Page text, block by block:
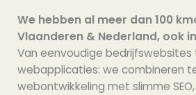
We hebben al meer dan 100
Vlaanderen & Nederland, ook in
Van eenvoudige
webapplicaties: we combineren
webontwikkeling met slimme